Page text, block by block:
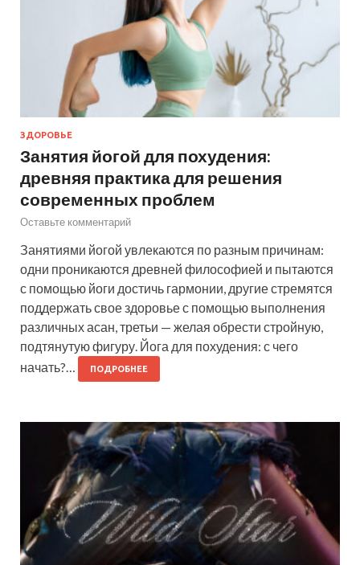
ЗДОРОВЬЕ
Занятия йогой для похудения:
древняя практика для решения
современных проблем
Оставьте комментарий
Занятиями йогой увлекаются по разным причинам:
одни проникаются древней философией и пытаются
с помощью йоги достичь гармонии, другие стремятся
поддержать свое здоровье с помощью выполнения
различных асан, третьи — желая обрести стройную,
подтянутую фигуру. Йога для похудения: с чего
начать?…
ПОДРОБНЕЕ